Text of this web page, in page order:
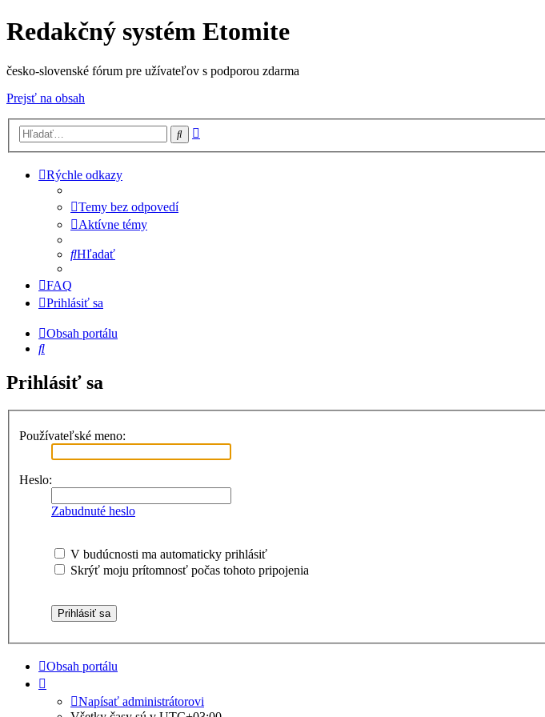
Redakčný systém Etomite
česko-slovenské fórum pre užívateľov s podporou zdarma
Prejsť na obsah
Hľadať
Rýchle odkazy
Temy bez odpovedí
Aktívne témy
Hľadať
FAQ
Prihlásiť sa
Obsah portálu
Hľadať
Prihlásiť sa
Používateľské meno:
Heslo:
Zabudnuté heslo
V budúcnosti ma automaticky prihlásiť
Skrýť moju prítomnosť počas tohoto pripojenia
Obsah portálu
Napísať administrátorovi